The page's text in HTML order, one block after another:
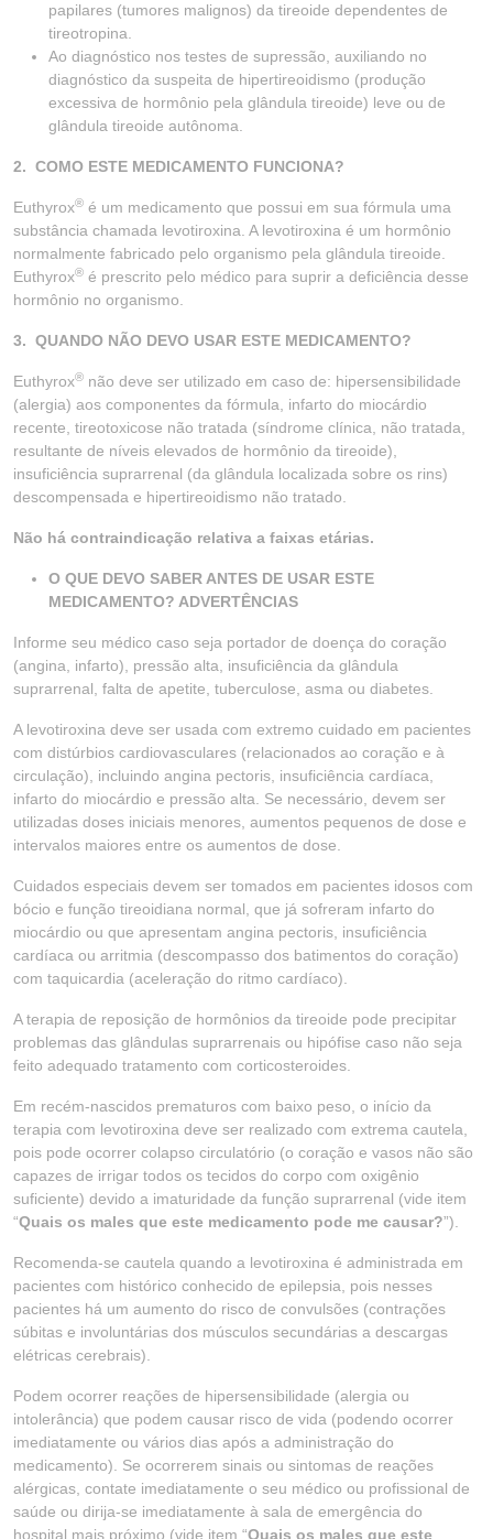
papilares (tumores malignos) da tireoide dependentes de
tireotropina.
Ao diagnóstico nos testes de supressão, auxiliando no
diagnóstico da suspeita de hipertireoidismo (produção
excessiva de hormônio pela glândula tireoide) leve ou de
glândula tireoide autônoma.
2. COMO ESTE MEDICAMENTO FUNCIONA?
Euthyrox® é um medicamento que possui em sua fórmula uma
substância chamada levotiroxina. A levotiroxina é um hormônio
normalmente fabricado pelo organismo pela glândula tireoide.
Euthyrox® é prescrito pelo médico para suprir a deficiência desse
hormônio no organismo.
3. QUANDO NÃO DEVO USAR ESTE MEDICAMENTO?
Euthyrox® não deve ser utilizado em caso de: hipersensibilidade
(alergia) aos componentes da fórmula, infarto do miocárdio
recente, tireotoxicose não tratada (síndrome clínica, não tratada,
resultante de níveis elevados de hormônio da tireoide),
insuficiência suprarrenal (da glândula localizada sobre os rins)
descompensada e hipertireoidismo não tratado.
Não há contraindicação relativa a faixas etárias.
O QUE DEVO SABER ANTES DE USAR ESTE
MEDICAMENTO? ADVERTÊNCIAS
Informe seu médico caso seja portador de doença do coração
(angina, infarto), pressão alta, insuficiência da glândula
suprarrenal, falta de apetite, tuberculose, asma ou diabetes.
A levotiroxina deve ser usada com extremo cuidado em pacientes
com distúrbios cardiovasculares (relacionados ao coração e à
circulação), incluindo angina pectoris, insuficiência cardíaca,
infarto do miocárdio e pressão alta. Se necessário, devem ser
utilizadas doses iniciais menores, aumentos pequenos de dose e
intervalos maiores entre os aumentos de dose.
Cuidados especiais devem ser tomados em pacientes idosos com
bócio e função tireoidiana normal, que já sofreram infarto do
miocárdio ou que apresentam angina pectoris, insuficiência
cardíaca ou arritmia (descompasso dos batimentos do coração)
com taquicardia (aceleração do ritmo cardíaco).
A terapia de reposição de hormônios da tireoide pode precipitar
problemas das glândulas suprarrenais ou hipófise caso não seja
feito adequado tratamento com corticosteroides.
Em recém-nascidos prematuros com baixo peso, o início da
terapia com levotiroxina deve ser realizado com extrema cautela,
pois pode ocorrer colapso circulatório (o coração e vasos não são
capazes de irrigar todos os tecidos do corpo com oxigênio
suficiente) devido a imaturidade da função suprarrenal (vide item
“Quais os males que este medicamento pode me causar?”).
Recomenda-se cautela quando a levotiroxina é administrada em
pacientes com histórico conhecido de epilepsia, pois nesses
pacientes há um aumento do risco de convulsões (contrações
súbitas e involuntárias dos músculos secundárias a descargas
elétricas cerebrais).
Podem ocorrer reações de hipersensibilidade (alergia ou
intolerância) que podem causar risco de vida (podendo ocorrer
imediatamente ou vários dias após a administração do
medicamento). Se ocorrerem sinais ou sintomas de reações
alérgicas, contate imediatamente o seu médico ou profissional de
saúde ou dirija-se imediatamente à sala de emergência do
hospital mais próximo (vide item “Quais os males que este